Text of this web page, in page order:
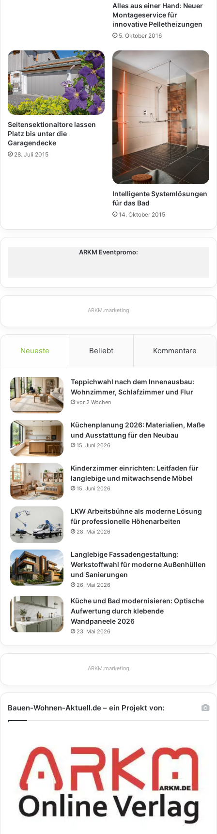
Alles aus einer Hand: Neuer
Montageservice für
innovative Pelletheizungen
5. Oktober 2016
Seitensektionaltore lassen
Platz bis unter die
Garagendecke
28. Juli 2015
Intelligente Systemlösungen
für das Bad
14. Oktober 2015
ARKM Eventpromo:
ARKM.marketing
Neueste Beliebt Kommentare
Teppichwahl nach dem Innenausbau:
Wohnzimmer, Schlafzimmer und Flur
vor 2 Wochen
Küchenplanung 2026: Materialien, Maße
und Ausstattung für den Neubau
15. Juni 2026
Kinderzimmer einrichten: Leitfaden für
langlebige und mitwachsende Möbel
15. Juni 2026
LKW Arbeitsbühne als moderne Lösung
für professionelle Höhenarbeiten
28. Mai 2026
Langlebige Fassadengestaltung:
Werkstoffwahl für moderne Außenhüllen
und Sanierungen
26. Mai 2026
Küche und Bad modernisieren: Optische
Aufwertung durch klebende
Wandpaneele 2026
23. Mai 2026
ARKM.marketing
Bauen-Wohnen-Aktuell.de – ein Projekt von: